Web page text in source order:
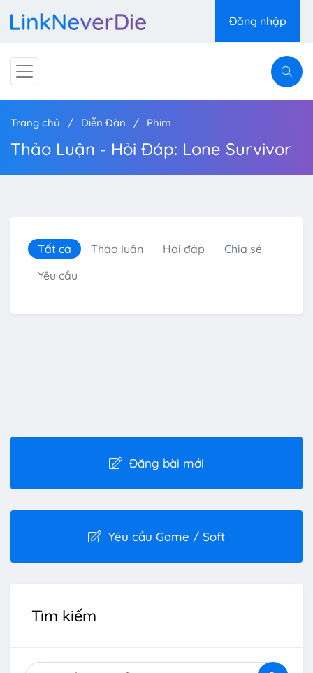
Đăng nhập
Trang chủ Diễn Đàn Phim
Thảo Luận - Hỏi Đáp: Lone Survivor
Tất cả Thảo luận Hỏi đáp
Chia sẻ
Yêu cầu
Đăng bài mới
Yêu cầu Game / Soft
Tìm kiếm